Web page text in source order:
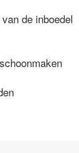
de inboedel